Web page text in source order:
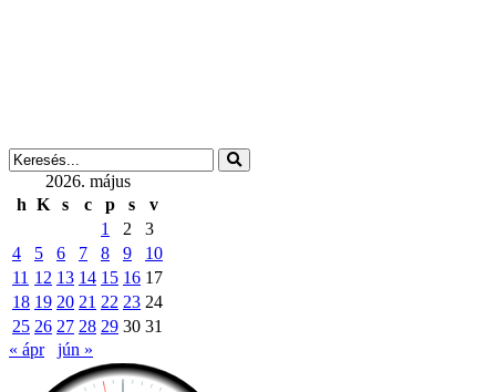
2026. május
h K s c p s
v
1
2
3
4
5 6 7 8 9
10
11 12 13 14 15 16 17
18 19 20 21 22 23 24
25 26 27 28 29 30 31
« ápr
jún »